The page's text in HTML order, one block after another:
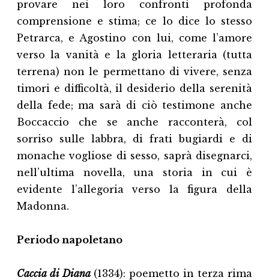
provare nei loro confronti profonda
comprensione e stima; ce lo dice lo stesso
Petrarca, e Agostino con lui, come l’amore
verso la vanità e la gloria letteraria (tutta
terrena) non le permettano di vivere, senza
timori e difficoltà, il desiderio della serenità
della fede; ma sarà di ciò testimone anche
Boccaccio che se anche racconterà, col
sorriso sulle labbra, di frati bugiardi e di
monache vogliose di sesso, saprà disegnarci,
nell’ultima novella, una storia in cui è
evidente l’allegoria verso la figura della
Madonna.
Periodo napoletano
Caccia di Diana (1334): poemetto in terza rima